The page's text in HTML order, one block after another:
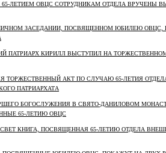
65-ЛЕТИЕМ ОВЦС СОТРУДНИКАМ ОТДЕЛА ВРУЧЕНЫ
ЗАСЕДАНИИ, ПОСВЯЩЕННОМ ЮБИЛЕЮ ОВЦС,
ПАТРИАРХ КИРИЛЛ ВЫСТУПИЛ НА
ТОРЖЕСТВЕННЫЙ АКТ ПО СЛУЧАЮ 65-ЛЕТИЯ
ПАТРИАРХАТА
БОГОСЛУЖЕНИЯ В СВЯТО-ДАНИЛОВОМ
65-ЛЕТИЮ ОВЦС
КНИГА, ПОСВЯЩЕННАЯ 65-ЛЕТИЮ ОТДЕЛА